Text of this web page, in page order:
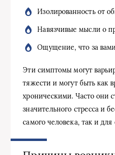
Изолированность от
Навязчивые мысли о
Ощущение, что за
Эти симптомы могут
тяжести и могут быть как
хроническими. Часто они
значительного стресса и
самого человека, так и для